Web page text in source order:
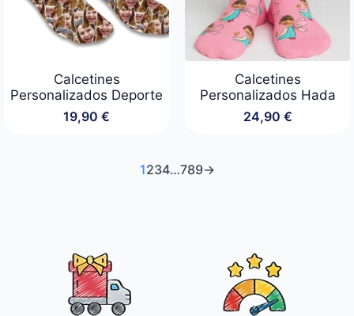
Calcetines
Personalizados Deporte
19,90 €
Calcetines
Personalizados Hada
24,90 €
1234…789→